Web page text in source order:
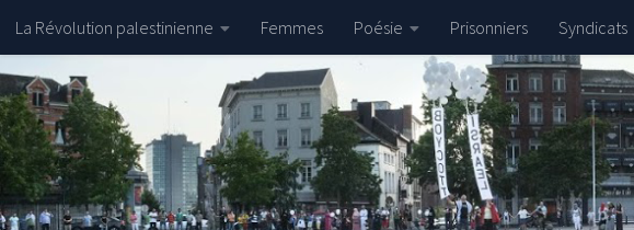
Skip to content
La Révolution palestinienne Femmes Poésie Prisonniers Syndicats